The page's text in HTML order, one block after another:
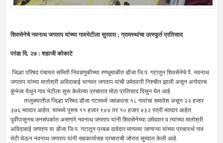
शिवसेनेचे नवनाथ जगताप यांच्या गावभेटीला सुरवात ; ग्रामस्थांचा उत्स्फूर्त प्रतिसाद
परंडा दि. २७ : शहाजी कोकाटे
जिल्हा परिषद पंचायत समिती निवडणुकीच्या रणधुमाळीत डोंजा जि.प. गटातुन शिवसेनेचे पै. नवनाथ
जगताप यांच्या मातोश्री अविदाबाई भागवत जगताप यांची उमेदवारी निश्चीत झाली असून अगोदरच
कुंभेजा येथुन गाव भेटीला सुरू केलेल्या प्रचारात मोठा प्रतिसाद दिसुन येत आहे.
तालुक्यातील जिल्हा परिषद डोंजा गटामध्ये जवळपास १८ गावांचा समावेश असून २२ हजार
३७६ मतदार आहेत. यामध्ये पुरूष ११ हजार ९४४ तर १० हजार ४३२ स्त्री मतदार आहेत.
पुर्वीपासुनच जनसंपर्कात असणारे नवनाथ जगताप यांनी शिवसेनेच्या उमेदवार व त्यांच्या मातोश्री
अविदाबाई जगताप या डोंजा जि.प. गटातून प्रबळ दावेदार माणल्या जाणाऱ्या यांच्या प्रचारार्थ गाव
भेटी घेऊन नवनाथ जगताप यांनी सहकार्यासह प्रचाराची जोरात सुरवात केली आहे.